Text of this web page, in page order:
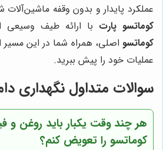
عملکرد پایدار و بدون وقفه
کوماتسو پارت با ارائه طیف وسیعی
کوماتسو اصلی، همراه شما در این مسیر
عملیات خود را پیش ببرید.
سوالات متداول نگهداری
هر چند وقت یکبار باید روغن و
کوماتسو را تعویض کنم؟